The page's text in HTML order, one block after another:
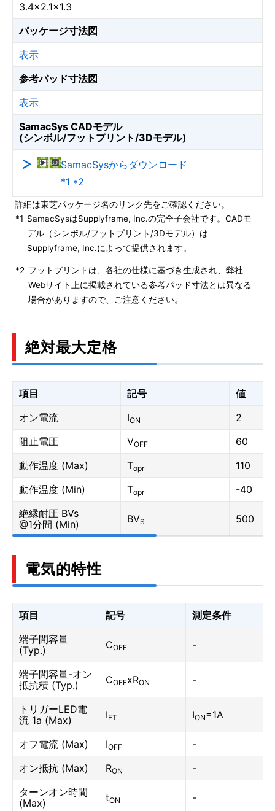
3.4×2.1×1.3
パッケージ寸法図
表示
参考パッド寸法図
表示
SamacSys CADモデル
(シンボル/フットプリント/3Dモデル)
SamacSysからダウンロード
*1 *2
詳細は東芝パッケージ名のリンク先をご確認ください。
*1 SamacSysはSupplyframe, Inc.の完全子会社です。CADモ
デル（シンボル/フットプリント/3Dモデル）は
Supplyframe, Inc.によって提供されます。
*2 フットプリントは、各社の仕様に基づき生成され、弊社
Webサイト上に掲載されている参考パッド寸法とは異なる
場合がありますので、ご注意ください。
絶対最大定格
項目 記号
値
オン電流
ION
2
阻止電圧
VOFF
60
動作温度 (Max)
Topr
110
動作温度 (Min)
Topr
-40
絶縁耐圧 BVs
@1分間 (Min)
BVS 500
電気的特性
項目 記号
測定条件
端子間容量
(Typ.)
COFF -
端子間容量-オン
抵抗積 (Typ.)
COFFxRON -
トリガーLED電
流 1a (Max)
IFT ION=1A
オフ電流 (Max) IOFF
-
オン抵抗 (Max)
RON
-
ターンオン時間
(Max)
tON -